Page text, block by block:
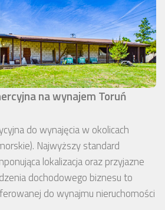
na wynajem Toruń
do wynajęcia w okolicach
Najwyższy standard
lokalizacja oraz przyjazne
dochodowego biznesu to
do wynajmu nieruchomości